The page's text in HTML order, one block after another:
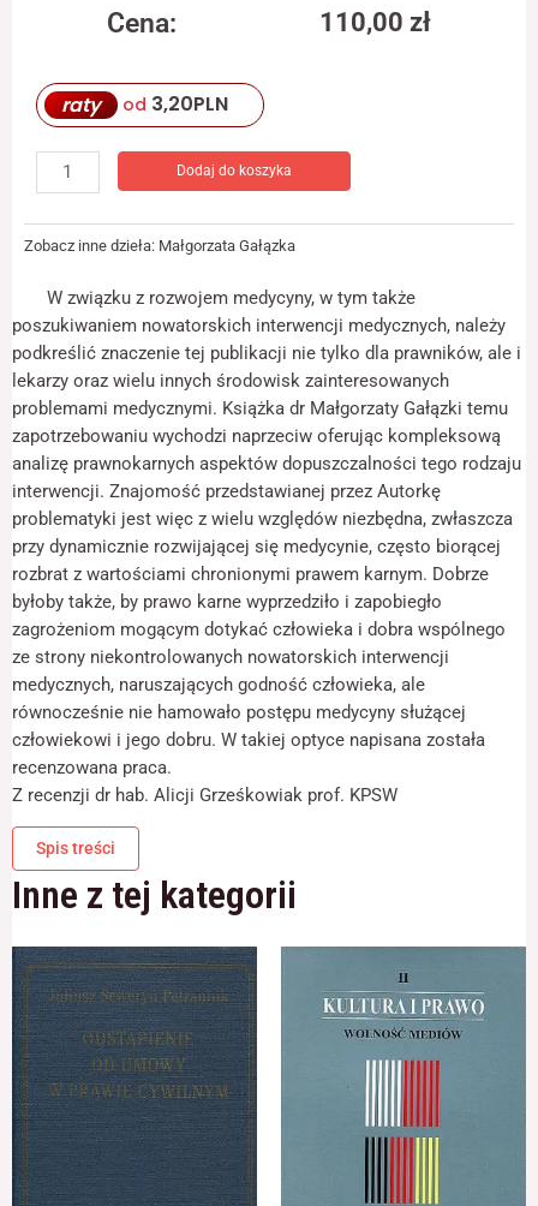
Cena: 110,00 zł
raty od 3,20PLN
Prawnokarne
granice
interwencji
medycznej
Dodaj do koszyka
Zobacz inne dzieła: Małgorzata Gałązka
W związku z rozwojem medycyny, w tym także
poszukiwaniem nowatorskich interwencji medycz­nych, należy
podkreślić znaczenie tej publikacji nie tylko dla prawników, ale i
lekarzy oraz wielu innych środowisk zainteresowanych
problemami medycznymi. Książka dr Małgorzaty Gałązki temu
zapotrzebowaniu wychodzi naprzeciw oferując kompleksową
analizę prawnokarnych aspektów dopuszczalności tego rodzaju
interwencji. Znajomość przedstawianej przez Autorkę
problematyki jest więc z wielu względów niezbędna, zwłaszcza
przy dynamicznie rozwijającej się medycynie, często biorącej
rozbrat z wartościami chronionymi prawem karnym. Dobrze
byłoby także, by prawo karne wyprzedziło i zapobiegło
zagrożeniom mogącym dotykać człowieka i dobra wspólnego
ze strony niekontrolowanych nowatorskich interwencji
medycznych, naruszających godność człowieka, ale
równocześnie nie hamowało postępu medycyny służącej
człowiekowi i jego dobru. W takiej optyce napisana została
recenzowana praca.
Z recenzji dr hab. Alicji Grześkowiak prof. KPSW
Spis treści
Inne z tej kategorii
odrzucisz te pliki
Marketing
podczas
odwiedzania naszej
strony, zwiększasz
szansę na
zobaczenie
spersonalizowanych
treści i ofert.